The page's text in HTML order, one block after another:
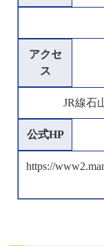
アクセ
ス
JR線石
公式HP
https://